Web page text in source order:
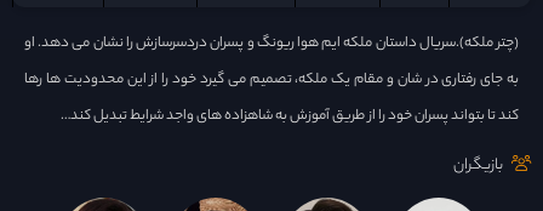
(چتر ملکه).سریال داستان ملکه ایم هوا ریونگ و پسران دردسرسازش را نشان می دهد. او
به جای رفتاری در شان و مقام یک ملکه، تصمیم می گیرد خود را از این محدودیت ها رها
کند تا بتواند پسران خود را از طریق آموزش به شاهزاده های واجد شرایط تبدیل کند…
بازیگران